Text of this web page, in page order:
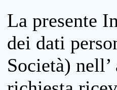
La presente
dei dati
Società)